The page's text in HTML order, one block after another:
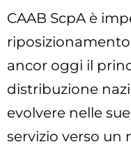
CAAB ScpA è
ancor oggi il
distribuzione
evolvere nelle
servizio verso un